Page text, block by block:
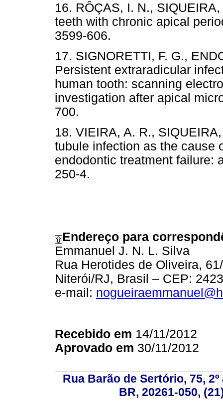
16. RÔÇAS, I. N.,
teeth with chronic apical
3599-606.
17. SIGNORETTI, F. G.,
Persistent extraradicular
human tooth: scanning
investigation after apical
700.
18. VIEIRA, A. R.,
tubule infection as the cause
endodontic treatment failure:
250-4.
Endereço para
Emmanuel J. N. L. Silva
Rua Herotides de Oliveira,
Niterói/RJ, Brasil – CEP:
e-mail:
Recebido em 14/11/2012
Aprovado em 30/11/2012
Rua Barão de Sertório, 75,
BR, 20261-050,